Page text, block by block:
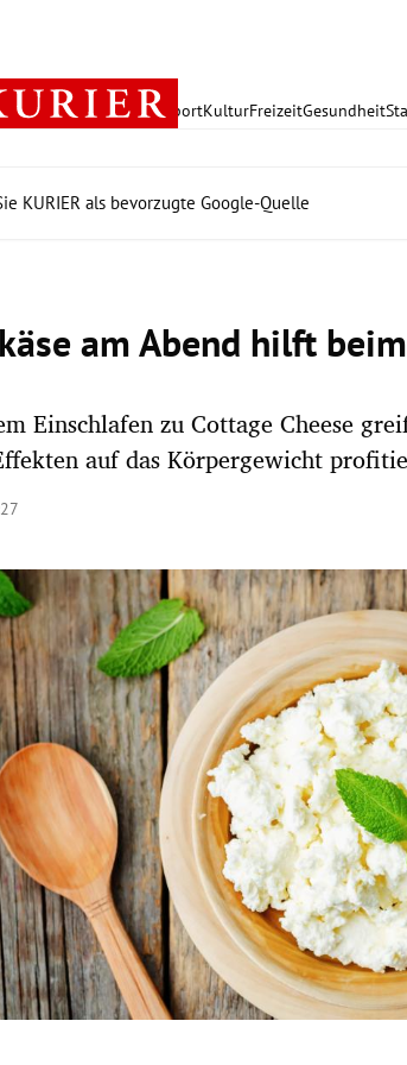
PolitikWirtschaft SportKulturFreizeitGesundheit
KURIER als bevorzugte Google-Quelle
am Abend hilft
Einschlafen zu Cottage Cheese
auf das Körpergewicht
öffnen/schließen